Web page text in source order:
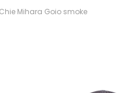
Chie Mihara Goio smoke